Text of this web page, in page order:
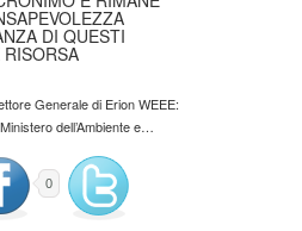
DI QUESTI
Generale di Erion WEEE:
dell’Ambiente e…
0